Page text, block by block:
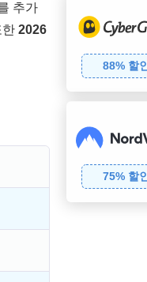
추가
한 2026
88% 할인
75% 할인